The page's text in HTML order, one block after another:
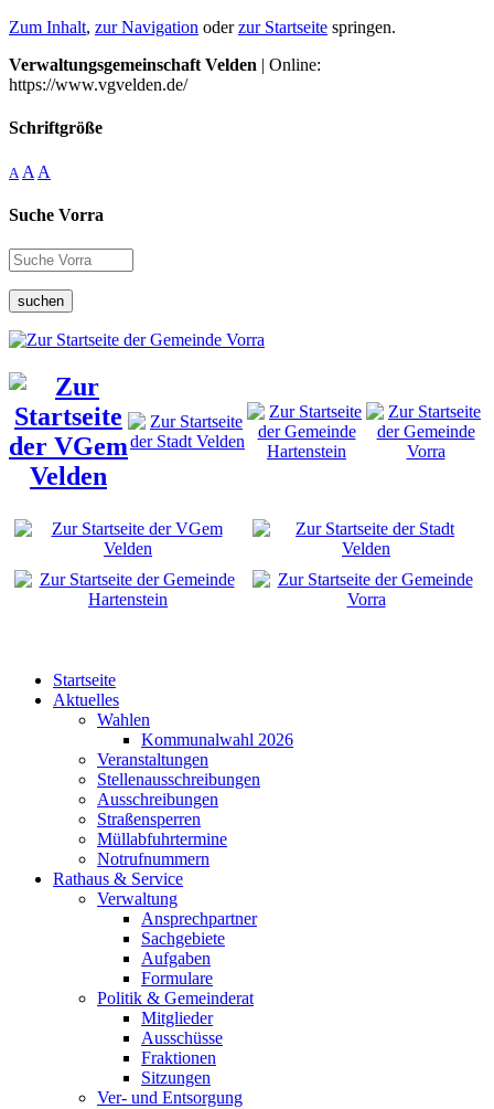
Zum Inhalt, zur Navigation oderzur Startseite springen.
Verwaltungsgemeinschaft Velden | Online:
https://www.vgvelden.de/
Schriftgröße
A A A
Suche Vorra
suchen
Startseite
Aktuelles
Wahlen
Kommunalwahl 2026
Veranstaltungen
Stellenausschreibungen
Ausschreibungen
Straßensperren
Müllabfuhrtermine
Notrufnummern
Rathaus & Service
Verwaltung
Ansprechpartner
Sachgebiete
Aufgaben
Formulare
Politik & Gemeinderat
Mitglieder
Ausschüsse
Fraktionen
Sitzungen
Ver- und Entsorgung